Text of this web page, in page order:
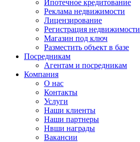
Ипотечное кредитование
Реклама недвижимости
Лицензирование
Регистрация недвижимости
Магазин под ключ
Разместить объект в базе
Посредникам
Агентам и посредникам
Компания
О нас
Контакты
Услуги
Наши клиенты
Наши партнеры
Нвши награды
Вакансии